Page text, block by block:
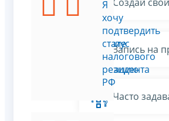
хочу
подать
заявление
регистрацию
Я
хочу
подтвердить
статус
налогового
резидента
РФ
Запись на
Часто